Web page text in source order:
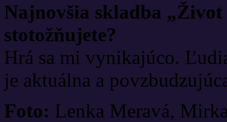
Najnovšia skladba
stotožňujete?
Hrá sa mi vynikajúco.
je aktuálna a
Foto: Lenka Meravá,